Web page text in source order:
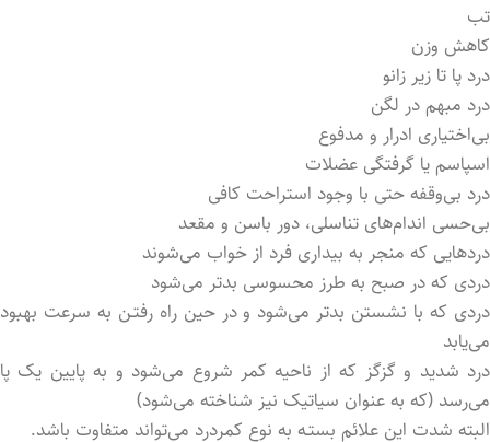
تب
کاهش وزن
درد پا تا زیر زانو
درد مبهم در لگن
بی‌اختیاری ادرار و مدفوع
اسپاسم یا گرفتگی عضلات
درد بی‌وقفه حتی با وجود استراحت کافی
بی‌حسی اندام‌های تناسلی، دور باسن و مقعد
دردهایی که منجر به بیداری فرد از خواب می‌شوند
دردی که در صبح به طرز محسوسی بدتر می‌شود
دردی که با نشستن بدتر می‌شود و در حین راه رفتـن به سرعت بهبود
می‌یابد
درد شدید و گزگز که از ناحیه کمر شروع می‌شود و به پایین یک پا
می‌رسد (که به عنوان سیاتیک نیز شناخته می‌شود)
البته شدت این علائم بستـه به نوع کمردرد می‌تواند متفاوت باشد.